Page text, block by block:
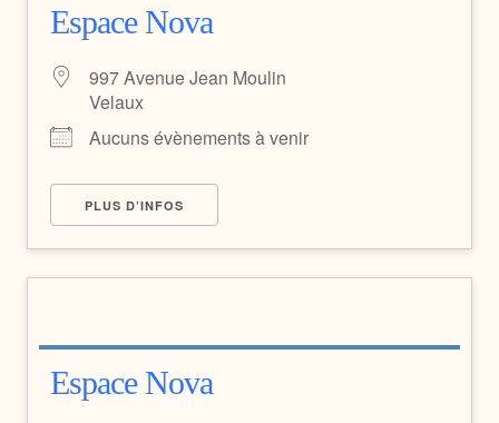
Espace Nova
997 Avenue Jean Moulin
Velaux
Aucuns évènements à venir
PLUS D’INFOS
Espace Nova